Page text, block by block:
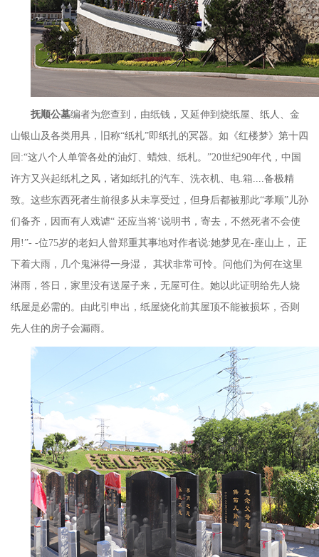
抚顺公墓编者为您查到，由纸钱，又延伸到烧纸屋、纸人、金
山银山及各类用具，旧称“纸札”即纸扎的冥器。如《红楼梦》第十四
回 :“这八个人单管各处的油灯、蜡烛、纸札。”20世纪90年代，中国
许方又兴起纸札之风，诸如纸扎的汽车、洗衣机、电.箱....备极精
致。这些东西死者生前很多从未享受过，但身后都被那此“孝顺”儿孙
们备齐，因而有人戏谑“ 还应当将‘说明书，寄去，不然死者不会使
用 !”- -位75岁的老妇人曾郑重其事地对作者说:她梦见在-座山上， 正
下着大雨，几个鬼淋得一身湿， 其状非常可怜。问他们为何在这里
淋雨，答日，家里没有送屋子来，无屋可住。她以此证明给先人烧
纸屋是必需的。由此引申出，纸屋烧化前其屋顶不能被损坏，否则
先人住的房子会漏雨。